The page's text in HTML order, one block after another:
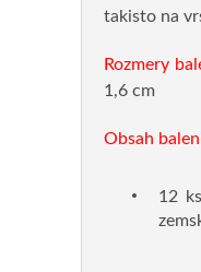
takisto na
Rozmery
1,6 cm
Obsah
12